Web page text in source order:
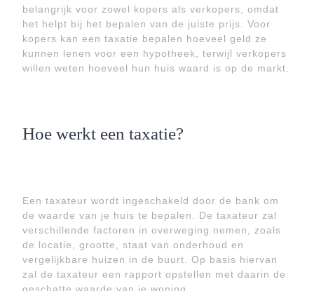
belangrijk voor zowel kopers als verkopers, omdat
het helpt bij het bepalen van de juiste prijs. Voor
kopers kan een taxatie bepalen hoeveel geld ze
kunnen lenen voor een hypotheek, terwijl verkopers
willen weten hoeveel hun huis waard is op de markt.
Hoe werkt een taxatie?
Een taxateur wordt ingeschakeld door de bank om
de waarde van je huis te bepalen. De taxateur zal
verschillende factoren in overweging nemen, zoals
de locatie, grootte, staat van onderhoud en
vergelijkbare huizen in de buurt. Op basis hiervan
zal de taxateur een rapport opstellen met daarin de